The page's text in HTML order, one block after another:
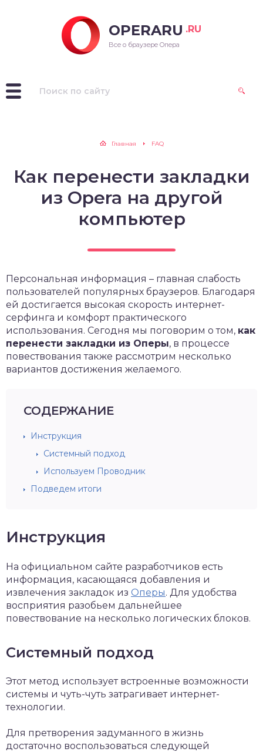
OPERARU .RU
Все о браузере Опера
Главная FAQ
Как перенести закладки
из Opera на другой
компьютер
Персональная информация – главная слабость
пользователей популярных браузеров. Благодаря
ей достигается высокая скорость интернет-
серфинга и комфорт практического
использования. Сегодня мы поговорим о том, как
перенести закладки из Оперы, в процессе
повествования также рассмотрим несколько
вариантов достижения желаемого.
СОДЕРЖАНИЕ
Инструкция
Системный подход
Используем Проводник
Подведем итоги
Инструкция
На официальном сайте разработчиков есть
информация, касающаяся добавления и
извлечения закладок из Оперы. Для удобства
восприятия разобьем дальнейшее
повествование на несколько логических блоков.
Системный подход
Этот метод использует встроенные возможности
системы и чуть-чуть затрагивает интернет-
технологии.
Для претворения задуманного в жизнь
достаточно воспользоваться следующей
для Windows
для Linux